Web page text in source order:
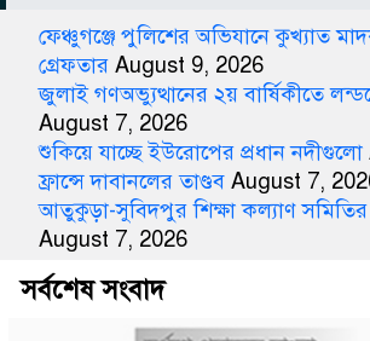
ফেঞ্চুগঞ্জে পুলিশের অভিযানে কুখ্যাত
গ্রেফতার August 9, 2026
জুলাই গণঅভ্যুত্থানের ২য় বার্ষিকীতে
August 7, 2026
শুকিয়ে যাচ্ছে ইউরোপের প্রধান নদীগুলো
ফ্রান্সে দাবানলের তাণ্ডব August 7,
আতুকুড়া-সুবিদপুর শিক্ষা কল্যাণ
August 7, 2026
সর্বশেষ সংবাদ